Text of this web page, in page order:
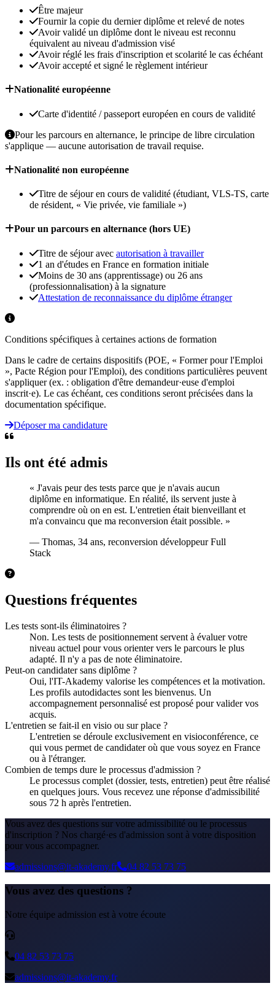
Être majeur
Fournir la copie du dernier diplôme et relevé de notes
Avoir validé un diplôme dont le niveau est reconnu
équivalent au niveau d'admission visé
Avoir réglé les frais d'inscription et scolarité le cas échéant
Avoir accepté et signé le règlement intérieur
Nationalité européenne
Carte d'identité / passeport européen en cours de validité
Pour les parcours en alternance, le principe de libre circulation
s'applique — aucune autorisation de travail requise.
Nationalité non européenne
Titre de séjour en cours de validité (étudiant, VLS-TS, carte
de résident, « Vie privée, vie familiale »)
Pour un parcours en alternance (hors UE)
Titre de séjour avec autorisation à travailler
1 an d'études en France en formation initiale
Moins de 30 ans (apprentissage) ou 26 ans
(professionnalisation) à la signature
Attestation de reconnaissance du diplôme étranger
Conditions spécifiques à certaines actions de formation
Dans le cadre de certains dispositifs (POE, « Former pour l'Emploi
», Pacte Région pour l'Emploi), des conditions particulières peuvent
s'appliquer (ex. : obligation d'être demandeur·euse d'emploi
inscrit·e). Le cas échéant, ces conditions seront précisées dans la
documentation spécifique.
Déposer ma candidature
Ils ont été admis
« J'avais peur des tests parce que je n'avais aucun
diplôme en informatique. En réalité, ils servent juste à
comprendre où on en est. L'entretien était bienveillant et
m'a convaincu que ma reconversion était possible. »
— Thomas, 34 ans, reconversion développeur Full
Stack
Questions fréquentes
Les tests sont-ils éliminatoires ?
Non. Les tests de positionnement servent à évaluer votre
niveau actuel pour vous orienter vers le parcours le plus
adapté. Il n'y a pas de note éliminatoire.
Peut-on candidater sans diplôme ?
Oui, l'IT-Akademy valorise les compétences et la motivation.
Les profils autodidactes sont les bienvenus. Un
accompagnement personnalisé est proposé pour valider vos
acquis.
L'entretien se fait-il en visio ou sur place ?
L'entretien se déroule exclusivement en visioconférence, ce
qui vous permet de candidater où que vous soyez en France
ou à l'étranger.
Combien de temps dure le processus d'admission ?
Le processus complet (dossier, tests, entretien) peut être réalisé
en quelques jours. Vous recevez une réponse d'admissibilité
sous 72 h après l'entretien.
Vous avez des questions sur votre admissibilité ou le processus
d'inscription ? Nos chargé·es d'admission sont à votre disposition
pour vous accompagner.
admissions@it-akademy.fr
04 82 53 73 75
Vous avez des questions ?
Notre équipe admission est à votre écoute
04 82 53 73 75
admissions@it-akademy.fr